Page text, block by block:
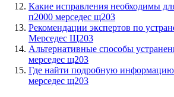
Какие исправления необходимы
п2000 мерседес щ203
Рекомендации экспертов по
Мерседес Щ203
Альтернативные способы
мерседес щ203
Где найти подробную
мерседес щ203